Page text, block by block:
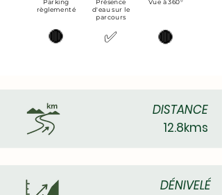
Parking
règlementé
Présence
d'eau sur le
parcours
Vue à 360°
🔴 ✅ 🔴
DISTANCE
12.8kms
DÉNIVELÉ